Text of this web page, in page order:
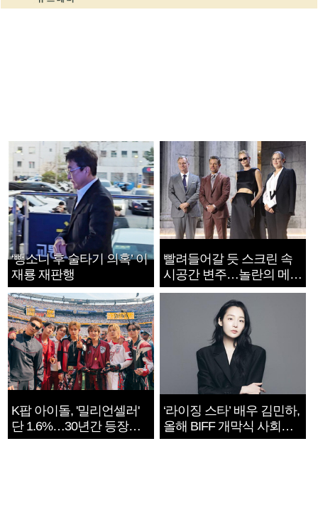
‘뺑소니 후 술타기 의혹’ 이
재룡 재판행
빨려들어갈 듯 스크린 속
시공간 변주…놀란의 메시
지는 ‘전쟁 속죄’
K팝 아이돌, '밀리언셀러'
단 1.6%…30년간 등장
1182개팀 전수조사
‘라이징 스타’ 배우 김민하,
올해 BIFF 개막식 사회자
확정